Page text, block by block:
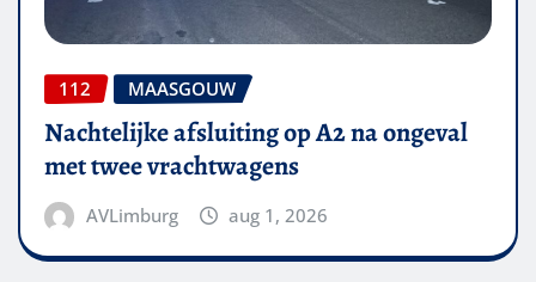
112 MAASGOUW
Nachtelijke afsluiting op A2 na ongeval
met twee vrachtwagens
AVLimburg aug 1, 2026